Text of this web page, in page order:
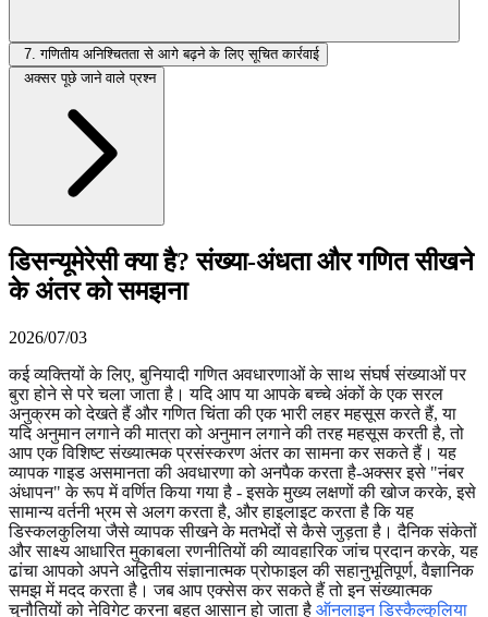
7. गणितीय अनिश्चितता से आगे बढ़ने के लिए सूचित कार्रवाई
अक्सर पूछे जाने वाले प्रश्न
डिसन्यूमेरेसी क्या है? संख्या-अंधता और गणित सीखने
के अंतर को समझना
2026/07/03
कई व्यक्तियों के लिए, बुनियादी गणित अवधारणाओं के साथ संघर्ष संख्याओं पर
बुरा होने से परे चला जाता है। यदि आप या आपके बच्चे अंकों के एक सरल
अनुक्रम को देखते हैं और गणित चिंता की एक भारी लहर महसूस करते हैं, या
यदि अनुमान लगाने की मात्रा को अनुमान लगाने की तरह महसूस करती है, तो
आप एक विशिष्ट संख्यात्मक प्रसंस्करण अंतर का सामना कर सकते हैं। यह
व्यापक गाइड असमानता की अवधारणा को अनपैक करता है-अक्सर इसे "नंबर
अंधापन" के रूप में वर्णित किया गया है - इसके मुख्य लक्षणों की खोज करके, इसे
सामान्य वर्तनी भ्रम से अलग करता है, और हाइलाइट करता है कि यह
डिस्कलकुलिया जैसे व्यापक सीखने के मतभेदों से कैसे जुड़ता है। दैनिक संकेतों
और साक्ष्य आधारित मुकाबला रणनीतियों की व्यावहारिक जांच प्रदान करके, यह
ढांचा आपको अपने अद्वितीय संज्ञानात्मक प्रोफाइल की सहानुभूतिपूर्ण, वैज्ञानिक
समझ में मदद करता है। जब आप एक्सेस कर सकते हैं तो इन संख्यात्मक
चुनौतियों को नेविगेट करना बहुत आसान हो जाता है ऑनलाइन डिस्कैल्कुलिया